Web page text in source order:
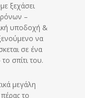
ξεχάσει
–
υποδοχή &
να
σε ένα
σπίτι του.
μεγάλη
το